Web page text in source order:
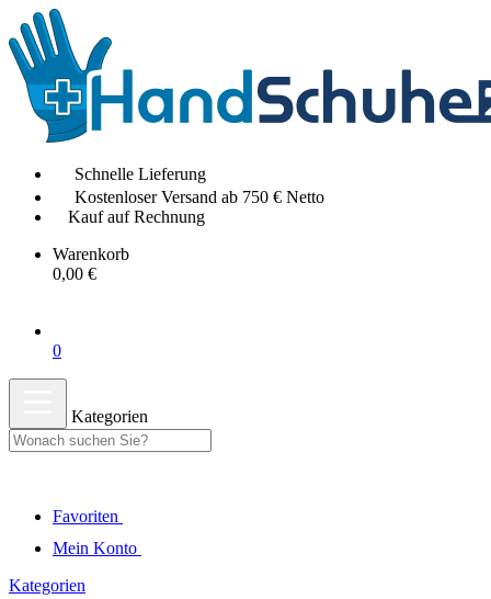
Schnelle Lieferung
Kostenloser Versand ab 750 € Netto
Kauf auf Rechnung
Warenkorb
0,00 €
0
Kategorien
Favoriten
Mein Konto
Kategorien